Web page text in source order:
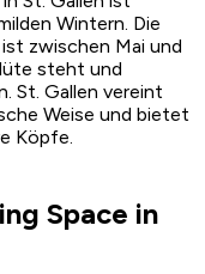
Wintern. Die
zwischen Mai und
steht und
St. Gallen vereint
Weise und bietet
Köpfe.
Space in